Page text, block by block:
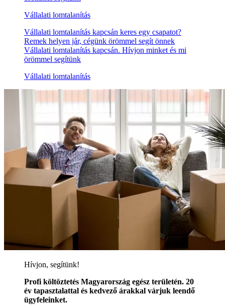
Vállalati lomtalanítás
Vállalati lomtalanítás kapcsán keres egy csapatot?
Remek helyen jár, cégünk örömmel segít önnek
Vállalati lomtalanítás kapcsán. Hívjon minket és mi
örömmel segítünk
Vállalati lomtalanítás
Hívjon, segítünk!
Profi költöztetés Magyarország egész területén. 20
év tapasztalattal és kedvező árakkal várjuk leendő
ügyfeleinket.